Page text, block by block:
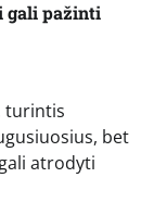
gali pažinti
turintis
bet
atrodyti